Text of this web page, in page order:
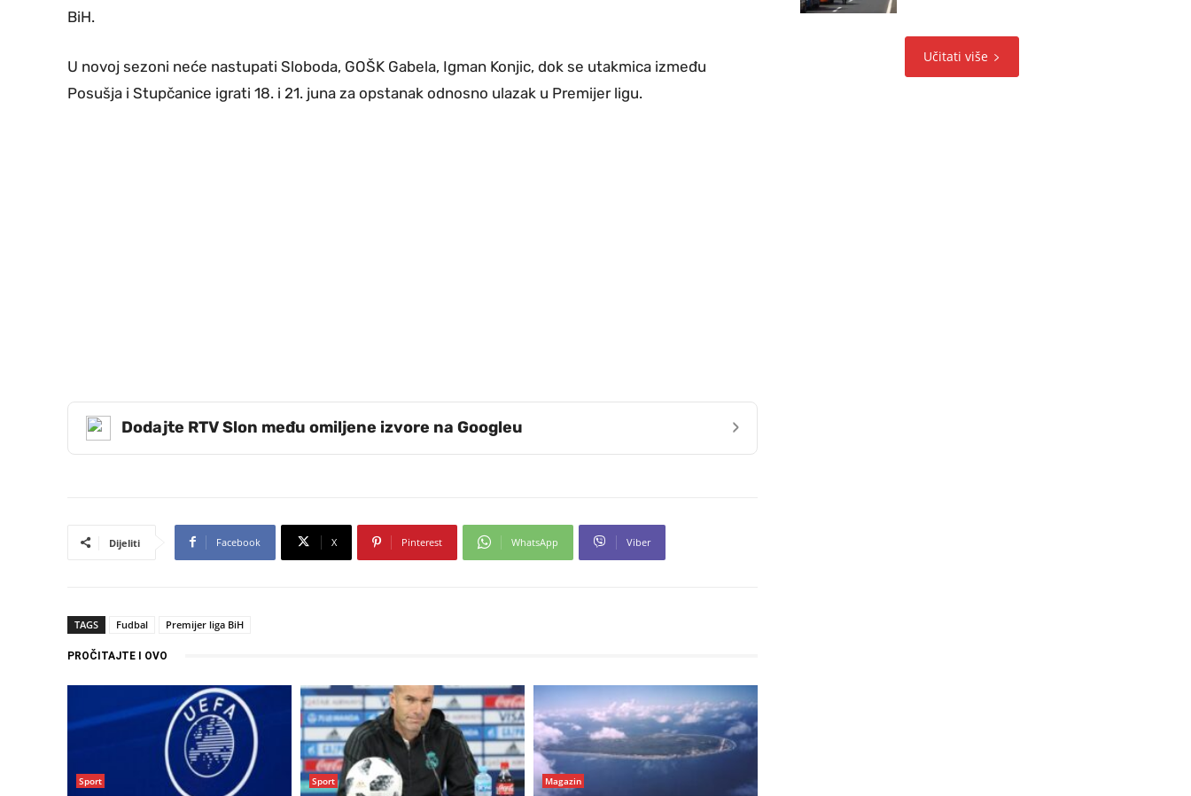
BiH.
U novoj sezoni neće nastupati Sloboda, GOŠK Gabela, Igman Konjic, dok se utakmica između
Posušja i Stupčanice igrati 18. i 21. juna za opstanak odnosno ulazak u Premijer ligu.
Dodajte RTV Slon među omiljene izvore na Googleu ›
Dijeliti Facebook X Pinterest WhatsApp Viber
TAGS Fudbal Premijer liga BiH
PROČITAJTE I OVO
Sport Sport Magazin
Učitati više